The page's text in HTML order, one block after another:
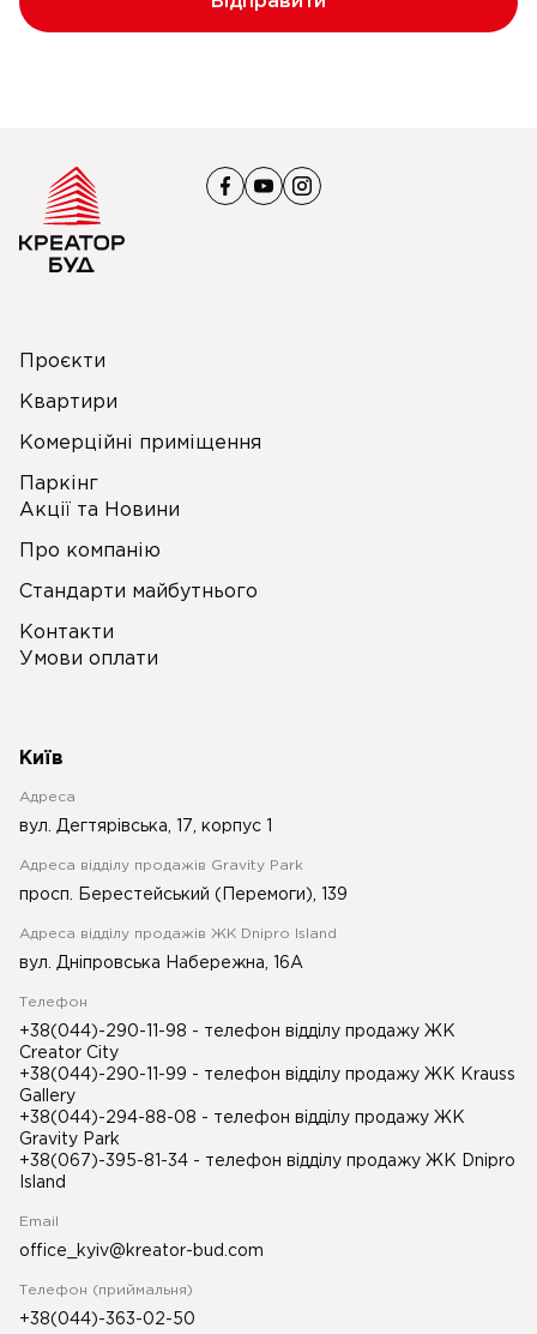
Проєкти
Квартири
Комерційні приміщення
Паркінг
Акції та Новини
Про компанію
Стандарти майбутнього
Контакти
Умови оплати
Київ
Адреса
вул. Дегтярівська, 17, корпус 1
Адреса відділу продажів Gravity Park
просп. Берестейський (Перемоги), 139
Адреса відділу продажів ЖК Dnipro Island
вул. Дніпровська Набережна, 16А
Телефон
+38(044)-290-11-98 - телефон відділу продажу ЖК
Creator City
+38(044)-290-11-99 - телефон відділу продажу ЖК Krauss
Gallery
+38(044)-294-88-08 - телефон відділу продажу ЖК
Gravity Park
+38(067)-395-81-34 - телефон відділу продажу ЖК Dnipro
Island
Email
office_kyiv@kreator-bud.com
Телефон (приймальня)
+38(044)-363-02-50